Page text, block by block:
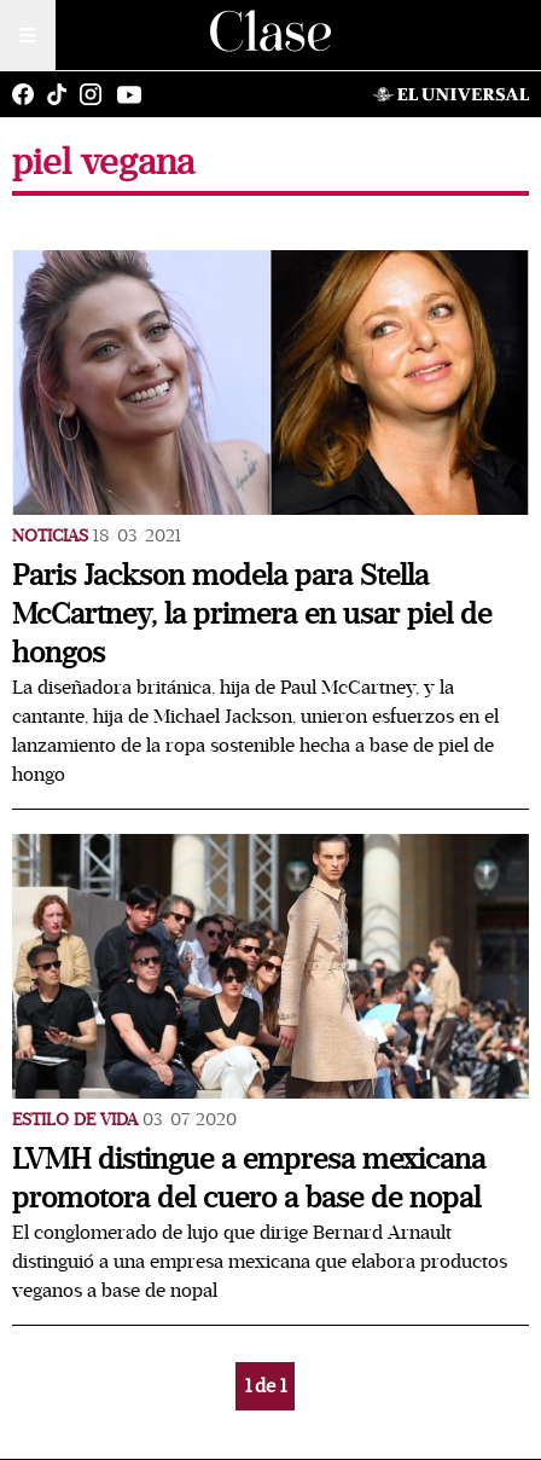
piel vegana
NOTICIAS 18/03/2021
Paris Jackson modela para Stella
McCartney, la primera en usar piel de
hongos
La diseñadora británica, hija de Paul McCartney, y la
cantante, hija de Michael Jackson, unieron esfuerzos en el
lanzamiento de la ropa sostenible hecha a base de piel de
hongo
ESTILO DE VIDA 03/07/2020
LVMH distingue a empresa mexicana
promotora del cuero a base de nopal
El conglomerado de lujo que dirige Bernard Arnault
distinguió a una empresa mexicana que elabora productos
veganos a base de nopal
1de1